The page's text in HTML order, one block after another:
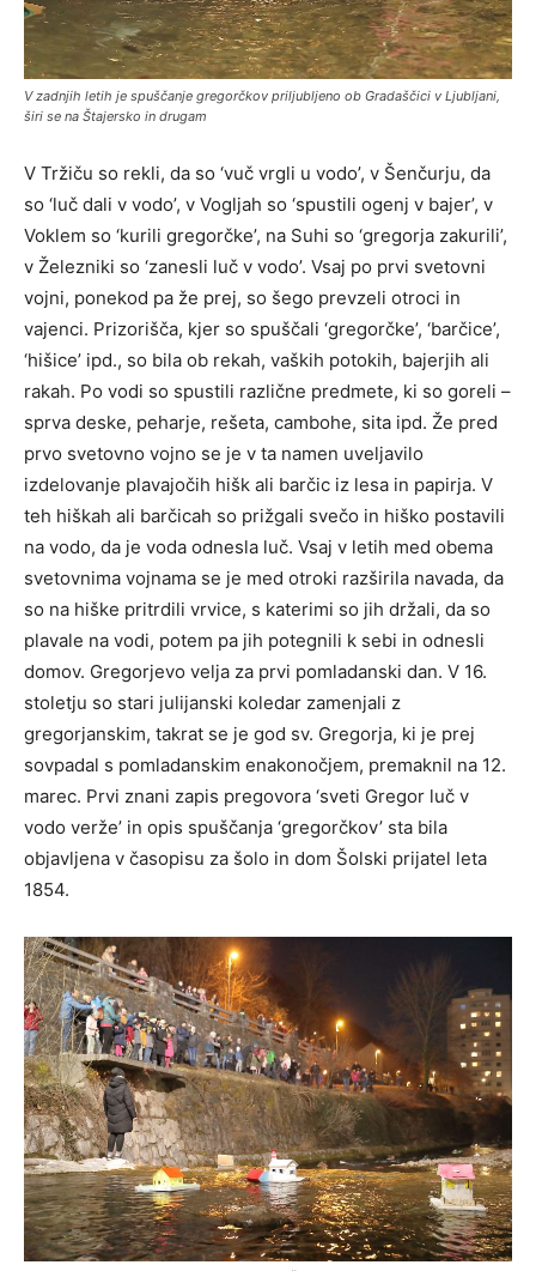
V zadnjih letih je spuščanje gregorčkov priljubljeno ob Gradaščici v Ljubljani,
širi se na Štajersko in drugam
V Tržiču so rekli, da so ‘vuč vrgli u vodo’, v Šenčurju, da
so ‘luč dali v vodo’, v Vogljah so ‘spustili ogenj v bajer’, v
Voklem so ‘kurili gregorčke’, na Suhi so ‘gregorja zakurili’,
v Železniki so ‘zanesli luč v vodo’. Vsaj po prvi svetovni
vojni, ponekod pa že prej, so šego prevzeli otroci in
vajenci. Prizorišča, kjer so spuščali ‘gregorčke’, ‘barčice’,
‘hišice’ ipd., so bila ob rekah, vaških potokih, bajerjih ali
rakah. Po vodi so spustili različne predmete, ki so goreli –
sprva deske, peharje, rešeta, cambohe, sita ipd. Že pred
prvo svetovno vojno se je v ta namen uveljavilo
izdelovanje plavajočih hišk ali barčic iz lesa in papirja. V
teh hiškah ali barčicah so prižgali svečo in hiško postavili
na vodo, da je voda odnesla luč. Vsaj v letih med obema
svetovnima vojnama se je med otroki razširila navada, da
so na hiške pritrdili vrvice, s katerimi so jih držali, da so
plavale na vodi, potem pa jih potegnili k sebi in odnesli
domov. Gregorjevo velja za prvi pomladanski dan. V 16.
stoletju so stari julijanski koledar zamenjali z
gregorjanskim, takrat se je god sv. Gregorja, ki je prej
sovpadal s pomladanskim enakonočjem, premaknil na 12.
marec. Prvi znani zapis pregovora ‘sveti Gregor luč v
vodo verže’ in opis spuščanja ‘gregorčkov’ sta bila
objavljena v časopisu za šolo in dom Šolski prijatel leta
1854.